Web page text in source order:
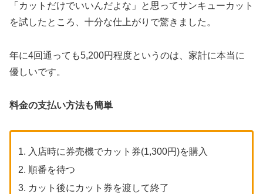
「カットだけでいいんだよな」と思ってサンキューカット
を試したところ、十分な仕上がりで驚きました。
年に4回通っても5,200円程度というのは、家計に本当に
優しいです。
料金の支払い方法も簡単
入店時に券売機でカット券(1,300円)を購入
順番を待つ
カット後にカット券を渡して終了